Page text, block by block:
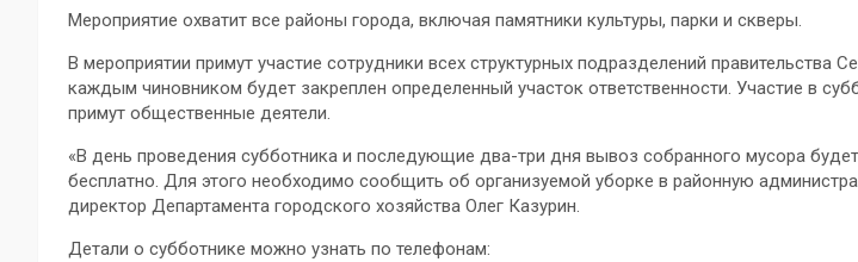
Мероприятие охватит все районы города, включая памятники культуры, парки и скверы.
В мероприятии примут участие сотрудники всех структурных подразделений правительства
каждым чиновником будет закреплен определенный участок ответственности. Участие в
примут общественные деятели.
«В день проведения субботника и последующие два-три дня вывоз собранного мусора
бесплатно. Для этого необходимо сообщить об организуемой уборке в районную
директор Департамента городского хозяйства Олег Казурин.
Детали о субботнике можно узнать по телефонам: